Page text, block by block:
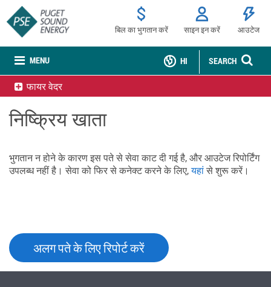
MENU
बिल का भुगतान करें साइन इन करें आउटेज
SEARCH
HI
फायर वेदर
निष्क्रिय खाता
भुगतान न होने के कारण इस पते से सेवा काट दी गई है, और आउटेज रिपोर्टिंग
उपलब्ध नहीं है। सेवा को फिर से कनेक्ट करने के लिए,यहांसे शुरू करें।
अलग पते के लिए रिपोर्ट करें